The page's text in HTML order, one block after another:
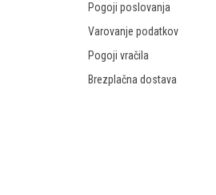
Pogoji poslovanja
Varovanje podatkov
Pogoji vračila
Brezplačna dostava